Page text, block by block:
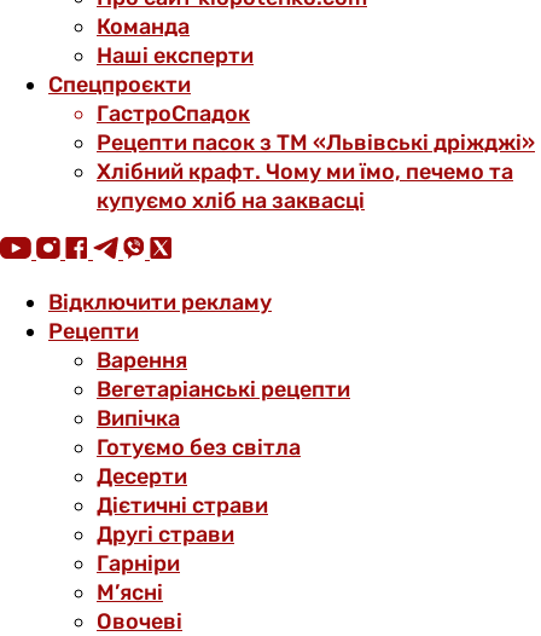
Команда
Наші експерти
Спецпроєкти
ГастроСпадок
Рецепти пасок з ТМ «Львівські дріжджі»
Хлібний крафт. Чому ми їмо, печемо та
купуємо хліб на заквасці
Відключити рекламу
Рецепти
Варення
Вегетаріанські рецепти
Випічка
Готуємо без світла
Десерти
Дієтичні страви
Другі страви
Гарніри
М’ясні
Овочеві